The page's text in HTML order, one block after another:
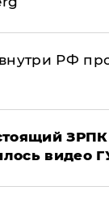
РФ
видео